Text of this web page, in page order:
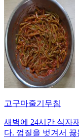
고구마줄기무침
새벽에 24시간 식자
다. 껍질을 벗겨서